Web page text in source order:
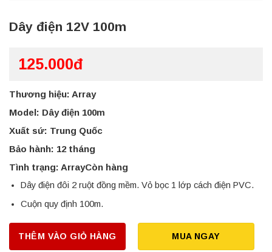
Dây điện 12V 100m
125.000đ
Thương hiệu: Array
Model: Dây điện 100m
Xuất sứ: Trung Quốc
Bảo hành: 12 tháng
Tình trạng: ArrayCòn hàng
Dây điện đôi 2 ruột đồng mềm. Vỏ bọc 1 lớp cách điện PVC.
Cuộn quy định 100m.
THÊM VÀO GIỎ HÀNG MUA NGAY